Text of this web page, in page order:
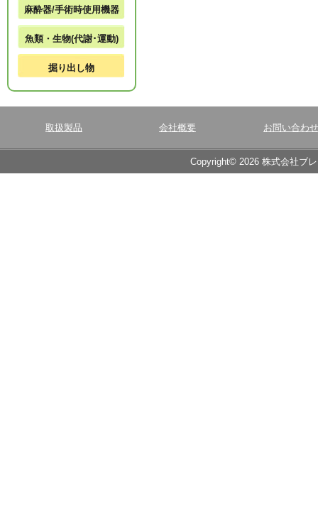
麻酔器/手術時使用機器
魚類・生物(代謝･運動)
掘り出し物
取扱製品 会社概要 お問い合わせ
Copyright© 2026 株式会社ブ